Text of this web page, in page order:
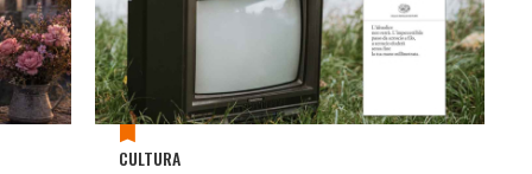
CULTURA